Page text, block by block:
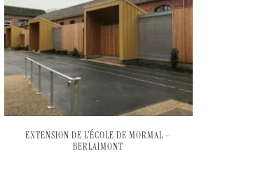
EXTENSION DE L’ÉCOLE DE MORMAL –
BERLAIMONT